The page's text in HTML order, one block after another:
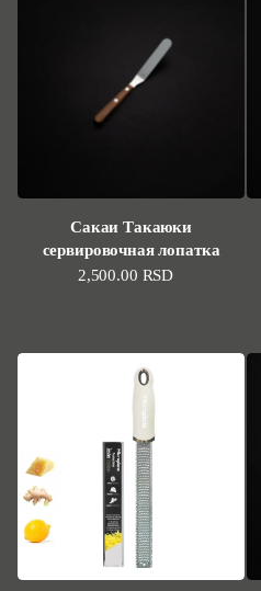
Сакаи Такаюки
сервировочная лопатка
Стандартная цена
2,500.00 RSD